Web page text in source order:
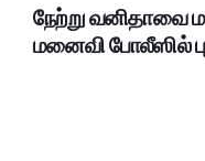
நேற்று வனிதாவை
மனைவி போலீஸில்